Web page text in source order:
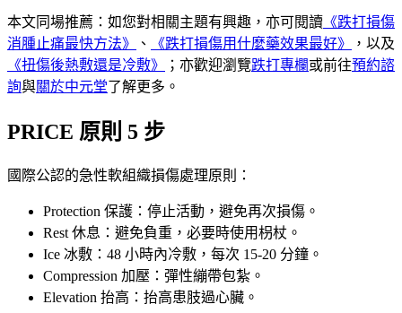
本文同場推薦： 如您對相關主題有興趣，亦可閱讀 《跌打損傷
消腫止痛最快方法》 、 《跌打損傷用什麼藥效果最好》
，以及
《扭傷後熱敷還是冷敷》 ；亦歡迎瀏覽跌打專欄或前往預約諮
詢與關於中元堂了解更多。
PRICE 原則 5 步
國際公認的急性軟組織損傷處理原則：
Protection 保護：停止活動，避免再次損傷。
Rest 休息：避免負重，必要時使用枴杖。
Ice 冰敷：48 小時內冷敷，每次 15-20 分鐘。
Compression 加壓：彈性繃帶包紮。
Elevation 抬高：抬高患肢過心臟。